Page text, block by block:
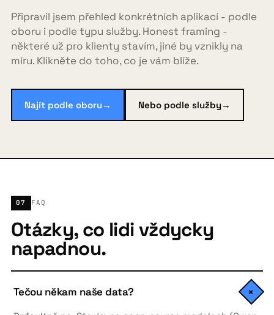
Připravil jsem přehled konkrétních aplikací - podle
oboru i podle typu služby. Honest framing -
některé už pro klienty stavím, jiné by vznikly na
míru. Klikněte do toho, co je vám blíže.
Najít podle oboru→ Nebo podle služby→
07 FAQ
Otázky, co lidi vždycky
napadnou.
Tečou někam naše data? +